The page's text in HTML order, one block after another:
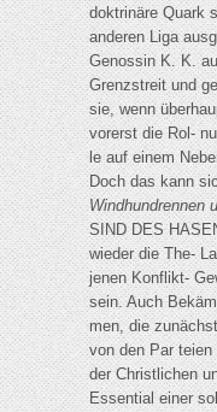
doktrinäre Quark
anderen Liga
Genossin K. K.
Grenzstreit und
sie, wenn
vorerst die Rol-
le auf einem
Doch das kann
Windhundrennen
SIND DES
wieder die The-
jenen Konflikt-
sein. Auch
men, die
von den Par
der Christlichen
Essential einer